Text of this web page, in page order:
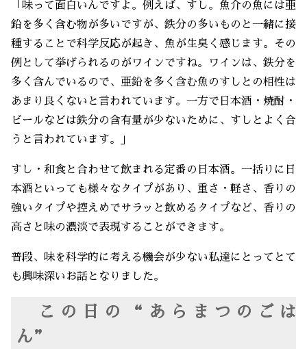
「味って面白いんですよ。例えば、すし。魚介の魚には亜
鉛を多く含む物が多いですが、鉄分の多いものと一緒に接
種することで科学反応が起き、魚が生臭く感じます。その
例として挙げられるのがワインですね。ワインは、鉄分を
多く含んでいるので、亜鉛を多く含む魚のすしとの相性は
あまり良くないと言われています。一方で日本酒・焼酎・
ビールなどは鉄分の含有量が少ないために、すしとよく合
うと言われています。」
すし・和食と合わせて飲まれる定番の日本酒。一括りに日
本酒といっても様々なタイプがあり、重さ・軽さ、香りの
強いタイプや控えめでサラッと飲めるタイプなど、香りの
高さと味の濃淡で表現することができます。
普段、味を科学的に考える機会が少ない私達にとってとて
も興味深いお話となりました。
この日の“あらまつのごは
ん”